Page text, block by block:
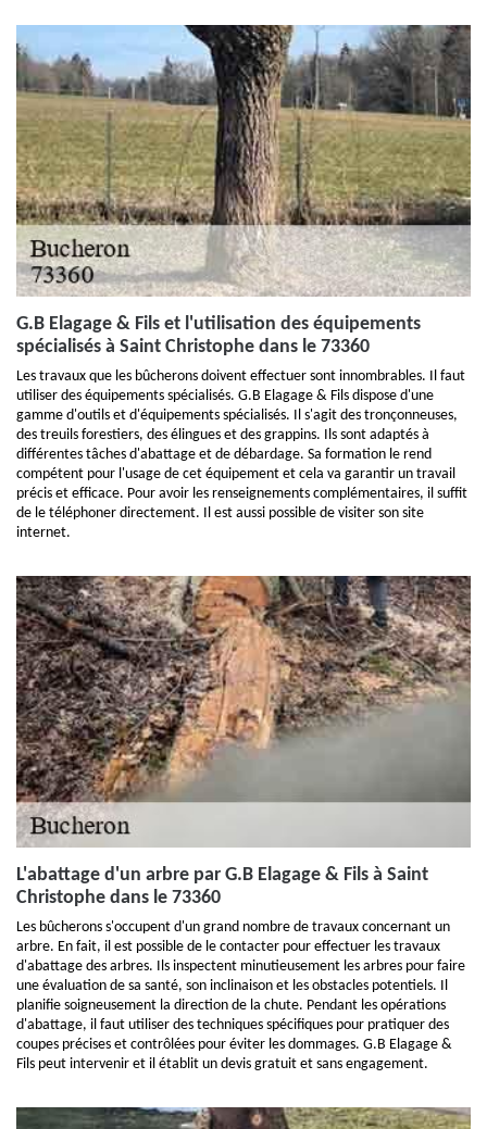
G.B Elagage & Fils et l'utilisation des équipements
spécialisés à Saint Christophe dans le 73360
Les travaux que les bûcherons doivent effectuer sont innombrables. Il faut
utiliser des équipements spécialisés. G.B Elagage & Fils dispose d'une
gamme d'outils et d'équipements spécialisés. Il s'agit des tronçonneuses,
des treuils forestiers, des élingues et des grappins. Ils sont adaptés à
différentes tâches d'abattage et de débardage. Sa formation le rend
compétent pour l'usage de cet équipement et cela va garantir un travail
précis et efficace. Pour avoir les renseignements complémentaires, il suffit
de le téléphoner directement. Il est aussi possible de visiter son site
internet.
L'abattage d'un arbre par G.B Elagage & Fils à Saint
Christophe dans le 73360
Les bûcherons s'occupent d'un grand nombre de travaux concernant un
arbre. En fait, il est possible de le contacter pour effectuer les travaux
d'abattage des arbres. Ils inspectent minutieusement les arbres pour faire
une évaluation de sa santé, son inclinaison et les obstacles potentiels. Il
planifie soigneusement la direction de la chute. Pendant les opérations
d'abattage, il faut utiliser des techniques spécifiques pour pratiquer des
coupes précises et contrôlées pour éviter les dommages. G.B Elagage &
Fils peut intervenir et il établit un devis gratuit et sans engagement.